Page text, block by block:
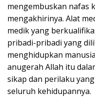
mengembuskan nafas
mengakhirinya. Alat
medik yang
pribadi-pribadi yang
menghidupkan
anugerah Allah itu
sikap dan perilaku
seluruh kehidupannya.